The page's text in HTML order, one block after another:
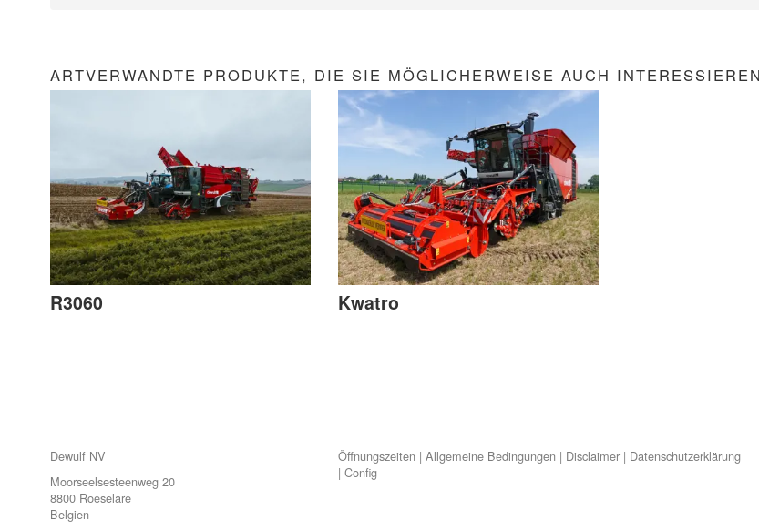
ARTVERWANDTE PRODUKTE, DIE SIE MÖGLICHERWEISE AUCH
R3060 Kwatro
Dewulf NV
Moorseelsesteenweg 20
8800 Roeselare
Belgien
Öffnungszeiten |Allgemeine Bedingungen | Disclaimer | Datenschutzerklärung
|Config